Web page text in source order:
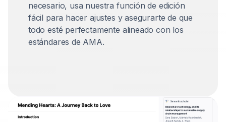
necesario, usa nuestra función de edición
fácil para hacer ajustes y asegurarte de que
todo esté perfectamente alineado con los
estándares de AMA.